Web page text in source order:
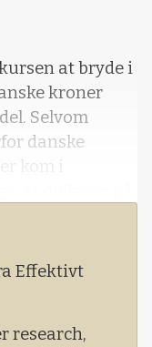
at bryde i
kroner
Selvom
danske
kom i
Derfor ser jeg
nu, hvor den
Effektivt
research,